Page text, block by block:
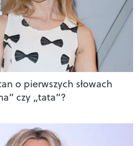
o pierwszych słowach
czy „tata”?